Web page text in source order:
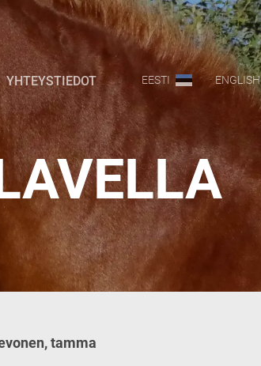
YHTEYSTIEDOT EESTI ENGLISH
tamma